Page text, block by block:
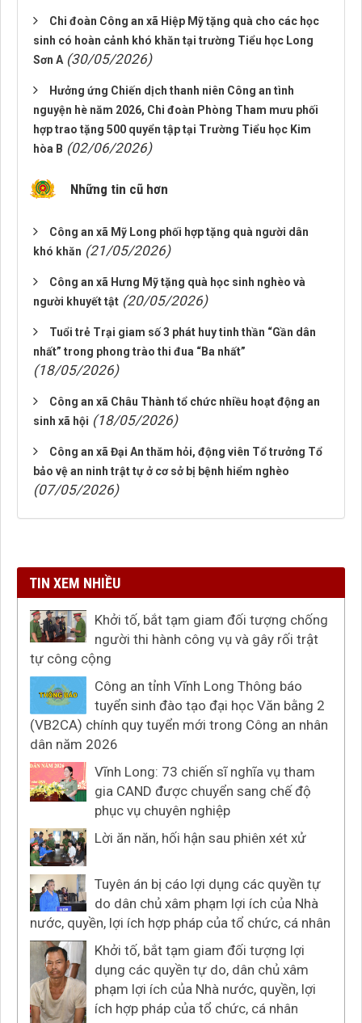
Chi đoàn Công an xã Hiệp Mỹ tặng quà cho các học
sinh có hoàn cảnh khó khăn tại trường Tiểu học Long
Sơn A (30/05/2026)
Hưởng ứng Chiến dịch thanh niên Công an tình
nguyện hè năm 2026, Chi đoàn Phòng Tham mưu phối
hợp trao tặng 500 quyển tập tại Trường Tiểu học Kim
hòa B (02/06/2026)
Những tin cũ hơn
Công an xã Mỹ Long phối hợp tặng quà người dân
khó khăn (21/05/2026)
Công an xã Hưng Mỹ tặng quà học sinh nghèo và
người khuyết tật (20/05/2026)
Tuổi trẻ Trại giam số 3 phát huy tinh thần “Gần dân
nhất” trong phong trào thi đua “Ba nhất”
(18/05/2026)
Công an xã Châu Thành tổ chức nhiều hoạt động an
sinh xã hội (18/05/2026)
Công an xã Đại An thăm hỏi, động viên Tổ trưởng Tổ
bảo vệ an ninh trật tự ở cơ sở bị bệnh hiểm nghèo
(07/05/2026)
TIN XEM NHIỀU
Khởi tố, bắt tạm giam đối tượng chống
người thi hành công vụ và gây rối trật
tự công cộng
Công an tỉnh Vĩnh Long Thông báo
tuyển sinh đào tạo đại học Văn bằng 2
(VB2CA) chính quy tuyển mới trong Công an nhân
dân năm 2026
Vĩnh Long: 73 chiến sĩ nghĩa vụ tham
gia CAND được chuyển sang chế độ
phục vụ chuyên nghiệp
Lời ăn năn, hối hận sau phiên xét xử
Tuyên án bị cáo lợi dụng các quyền tự
do dân chủ xâm phạm lợi ích của Nhà
nước, quyền, lợi ích hợp pháp của tổ chức, cá nhân
Khởi tố, bắt tạm giam đối tượng lợi
dụng các quyền tự do, dân chủ xâm
phạm lợi ích của Nhà nước, quyền, lợi
ích hợp pháp của tổ chức, cá nhân